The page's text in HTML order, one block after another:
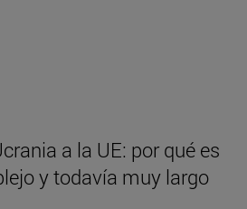
a la UE: por qué es
y todavía muy largo